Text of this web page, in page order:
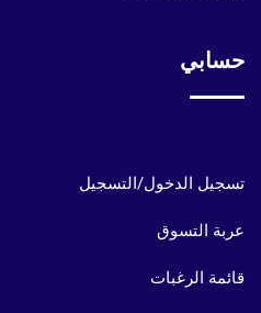
حسابي
تسجيل الدخول/التسجيل
عربة التسوق
قائمة الرغبات